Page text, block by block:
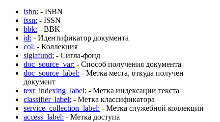
isbn: - ISBN
issn: - ISSN
bbk: - BBK
id: - Идентификатор документа
col: - Коллекция
siglafund: - Сигла-фонд
doc_source_var: - Способ получения документа
doc_source_label: - Метка места, откуда получен
документ
text_indexing_label: - Метка индексации текста
classifier_label: - Метка классификатора
service_collection_label: - Метка служебной коллекции
access_label: - Метка доступа